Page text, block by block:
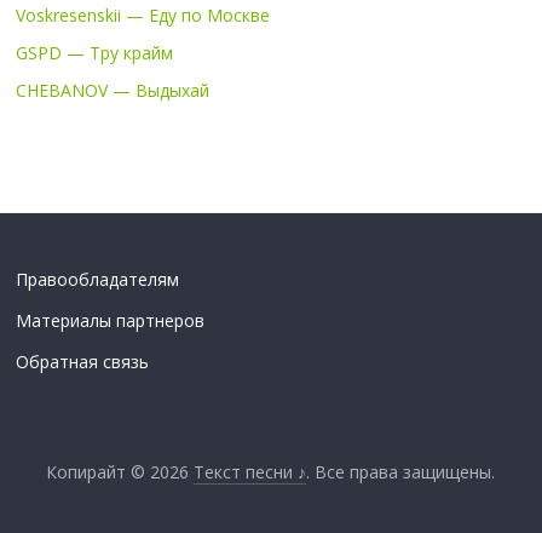
Voskresenskii — Еду по Москве
GSPD — Тру крайм
CHEBANOV — Выдыхай
Правообладателям
Материалы партнеров
Обратная связь
Копирайт © 2026 Текст песни ♪. Все права защищены.